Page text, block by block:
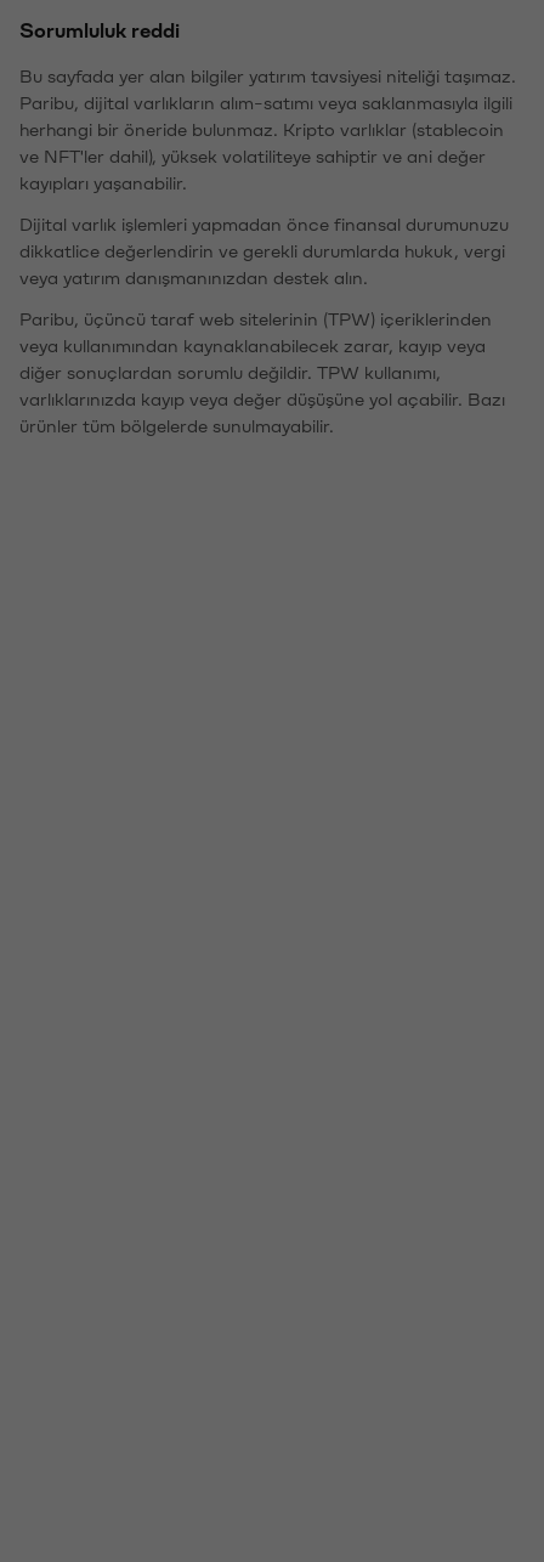
Sorumluluk reddi
Bu sayfada yer alan bilgiler yatırım tavsiyesi niteliği taşımaz.
Paribu, dijital varlıkların alım-satımı veya saklanmasıyla ilgili
herhangi bir öneride bulunmaz. Kripto varlıklar (stablecoin
ve NFT'ler dahil), yüksek volatiliteye sahiptir ve ani değer
kayıpları yaşanabilir.
Dijital varlık işlemleri yapmadan önce finansal durumunuzu
dikkatlice değerlendirin ve gerekli durumlarda hukuk, vergi
veya yatırım danışmanınızdan destek alın.
Paribu, üçüncü taraf web sitelerinin (TPW) içeriklerinden
veya kullanımından kaynaklanabilecek zarar, kayıp veya
diğer sonuçlardan sorumlu değildir. TPW kullanımı,
varlıklarınızda kayıp veya değer düşüşüne yol açabilir. Bazı
ürünler tüm bölgelerde sunulmayabilir.